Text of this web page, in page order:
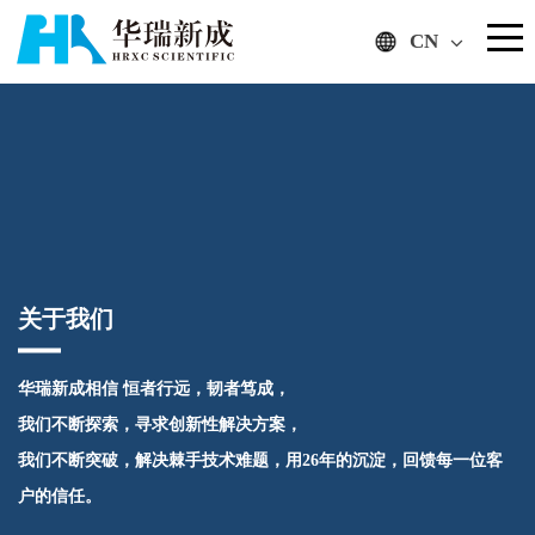
CN
关于我们
华瑞新成相信 恒者行远，韧者笃成，
我们不断探索，寻求创新性解决方案，
我们不断突破，解决棘手技术难题，用26年的沉淀，回馈每一位客
户的信任。